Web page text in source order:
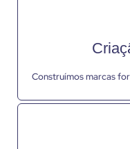
Construímos marcas